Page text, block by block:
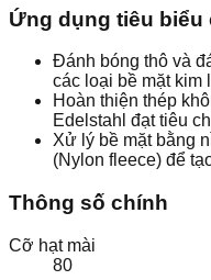
Ứng dụng tiêu
Đánh bóng thô và
các loại bề mặt kim
Hoàn thiện thép
Edelstahl đạt tiêu
Xử lý bề mặt bằng
(Nylon fleece) để
Thông số chính
Cỡ hạt mài
80